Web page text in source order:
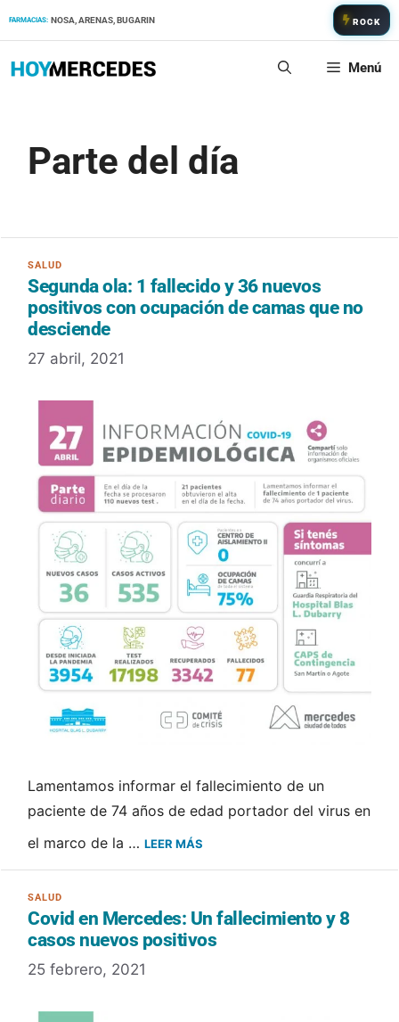
FARMACIAS: NOSA, ARENAS, BUGARIN ROCK
Menú
Parte del día
Segunda ola: 1 fallecido y 36 nuevos
positivos con ocupación de camas que no
desciende
27 abril, 2021
Lamentamos informar el fallecimiento de un
paciente de 74 años de edad portador del virus en
el marco de la … LEER MÁS
Covid en Mercedes: Un fallecimiento y 8
casos nuevos positivos
25 febrero, 2021